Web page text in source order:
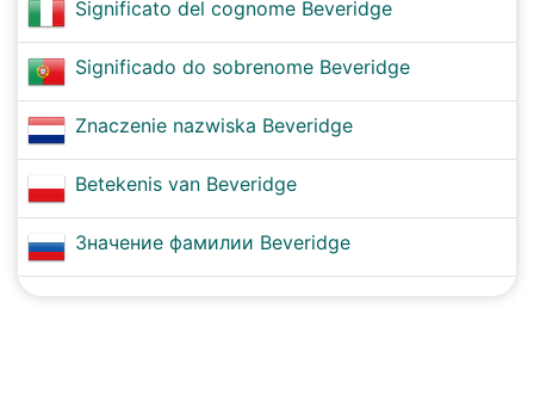
Significato del cognome Beveridge
Significado do sobrenome Beveridge
Znaczenie nazwiska Beveridge
Betekenis van Beveridge
Значение фамилии Beveridge